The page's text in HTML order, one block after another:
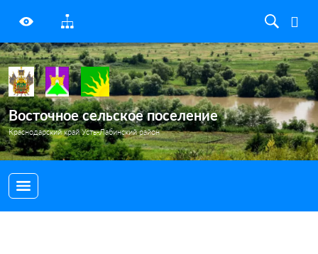
Восточное сельское поселение
Краснодарский край Усть-Лабинский район